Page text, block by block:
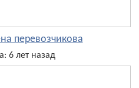
перевозчикова
6 лет назад